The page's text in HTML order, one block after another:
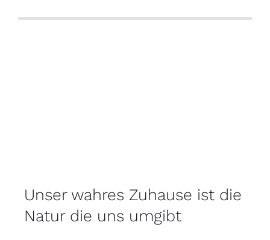
Unser wahres Zuhause ist die
Natur die uns umgibt